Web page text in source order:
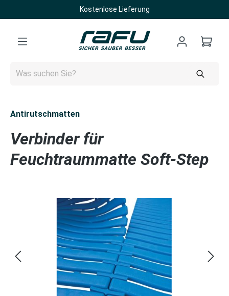
Zum Hauptinhalt springenKostenlose Lieferung
Antirutschmatten
Verbinder für
Feuchtraummatte Soft-Step
Bildergalerie überspringen